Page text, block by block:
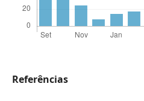
Referências